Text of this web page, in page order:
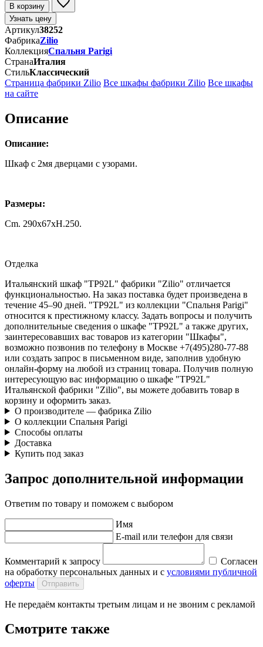
В корзину
Узнать цену
Артикул38252
ФабрикаZilio
КоллекцияСпальня Parigi
СтранаИталия
СтильКлассический
Страница фабрики Zilio Все шкафы фабрики Zilio Все шкафы
на сайте
Описание
Описание:
Шкаф с 2мя дверцами с узорами.
Размеры:
Cm. 290x67xH.250.
Отделка
Итальянский шкаф "TP92L" фабрики "Zilio" отличается
функциональностью. На заказ поставка будет произведена в
течение 45–90 дней. "TP92L" из коллекции "Спальня Parigi"
относится к престижному классу. Задать вопросы и получить
дополнительные сведения о шкафе "TP92L" а также других,
заинтересовавших вас товаров из категории "Шкафы",
возможно позвонив по телефону в Москве +7(495)280-77-88
или создать запрос в письменном виде, заполнив удобную
онлайн-форму на любой из страниц товара. Получив полную
интересующую вас информацию о шкафе "TP92L"
Итальянской фабрики "Zilio", вы можете добавить товар в
корзину и оформить заказ.
О производителе — фабрика Zilio
О коллекции Спальня Parigi
Способы оплаты
Доставка
Купить под заказ
Запрос дополнительной информации
Ответим по товару и поможем с выбором
Имя
E-mail или телефон для связи
Комментарий к запросу
Согласен
на обработку персональных данных и с условиями публичной
оферты
Отправить
Не передаём контакты третьим лицам и не звоним с рекламой
Смотрите также